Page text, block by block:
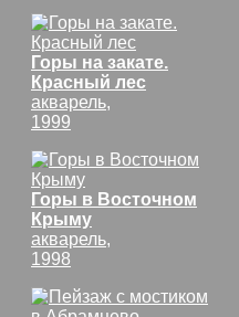
Горы на закате.
Красный лес
акварель,
1999
Горы в Восточном
Крыму
акварель,
1998